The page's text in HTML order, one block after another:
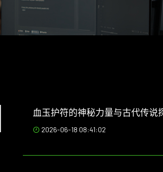
血玉护符的神秘力量与古代传说
2026-06-18 08:41:02